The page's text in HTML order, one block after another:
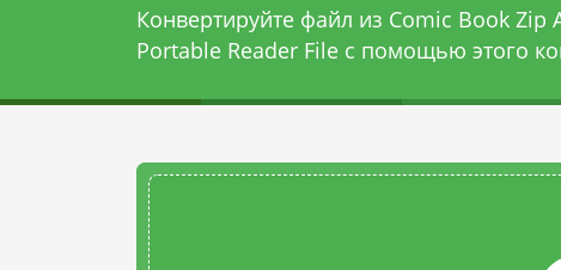
Конвертируйте файл из Comic Book Zip
Portable Reader File с помощью этого